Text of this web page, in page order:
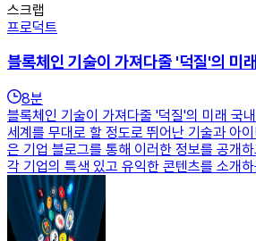
스크랩
프로덕트
블록체인 기술이 가져다줄 '덕질'의 미래
8분
블록체인 기술이 가져다줄 '덕질'의 미래 국
세계를 무대로 할 정도로 뛰어난 기술과 아
은 기업 블로그를 통해 이러한 정보를 공개
각 기업의 특색 있고 유익한 콘텐츠를 소개하